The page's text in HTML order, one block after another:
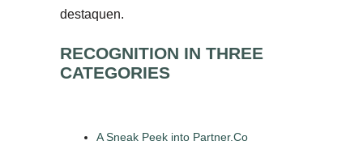
destaquen.
RECOGNITION IN THREE
CATEGORIES
A Sneak Peek into Partner.Co